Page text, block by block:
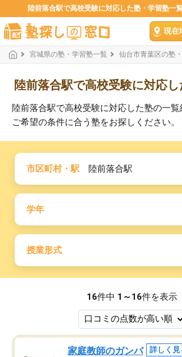
陸前落合駅で高校受験に対応した塾・学習塾一
現在
宮城県の塾・学習塾一覧 仙台市青葉区の塾
陸前落合駅で高校受験に対応
陸前落合駅で高校受験に対応した塾の一覧
ご希望の条件に合う塾をお探しください。
市区町村・駅 陸前落合駅
学年
授業形式
16件中 1～16件を表示
家庭教師のガンバ 詳しく見